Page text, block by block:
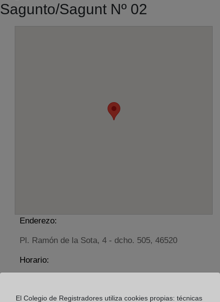
Sagunto/Sagunt Nº 02
Enderezo:
Pl. Ramón de la Sota, 4 - dcho. 505, 46520
Horario:
El Colegio de Registradores utiliza cookies propias: técnicas